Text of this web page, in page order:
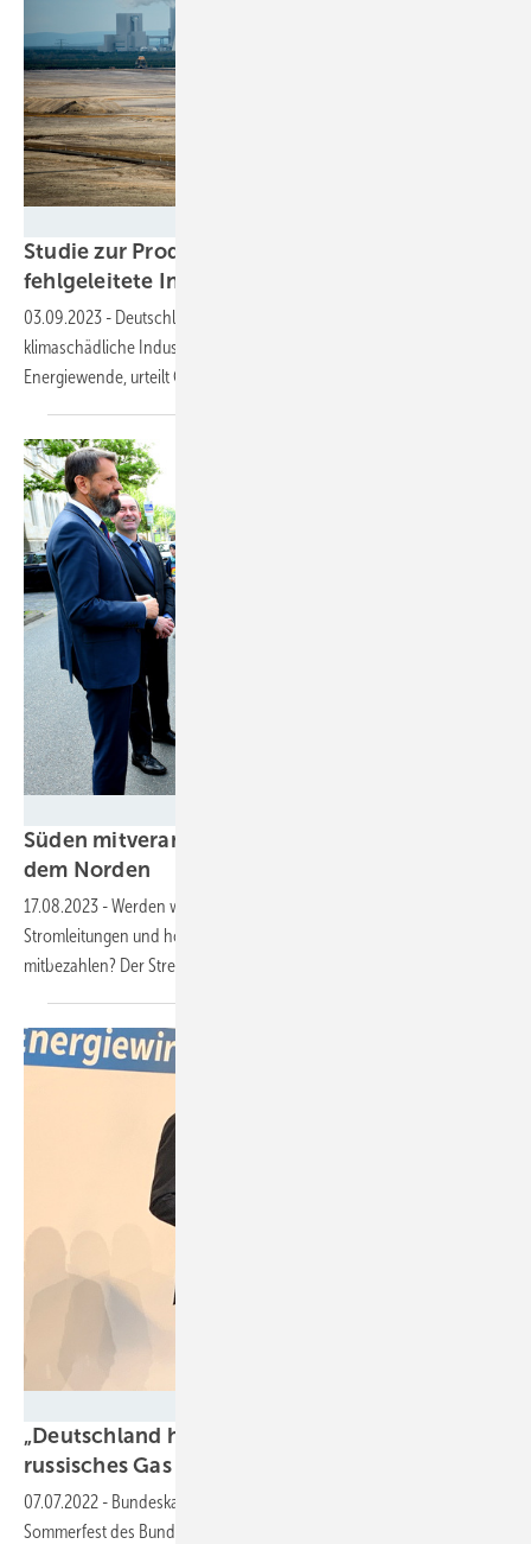
Studie zur Produktion: 16 Milliarden Euro
fehlgeleitete Investitionen in fossile
03.09.2023 - Deutschland steckt sechsmal so viel Steuergeld in
klimaschädliche Industriesubventionen als in die industrielle
Energiewende, urteiltGreenpeace.
Süden mitverantwortlich für Windstrom aus
dem Norden
17.08.2023 -Werden windparkarme Bundesländer bald neue
Stromleitungen und höhere Netzbetriebskosten in Windparkregionen
mitbezahlen? Der Streit wird
„Deutschland hat sich zu einseitig auf
russisches Gas
07.07.2022 - Bundeskanzler Olaf Scholz sprach sich auf dem
Sommerfest des Bundesverbands Erneuerbare Energie (BEE) für einen